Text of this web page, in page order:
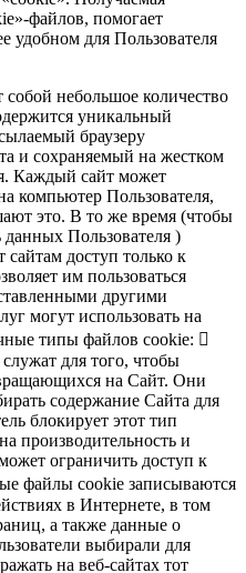
файлов, помогает
удобном для Пользователя
небольшое количество
уникальный
браузеру
и сохраняемый на жестком
Каждый сайт может
компьютер Пользователя,
это. В то же время (чтобы
Пользователя )
сайтам доступ только к
им пользоваться
другими
могут использовать на
типы файлов cookie: 
для того, чтобы
на Сайт. Они
содержание Сайта для
блокирует этот тип
производительность и
ограничить доступ к
файлы cookie записываются
в Интернете, в том
а также данные о
выбирали для
на веб-сайтах тот